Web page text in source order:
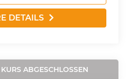
DETAILS
KURS ABGESCHLOSSEN